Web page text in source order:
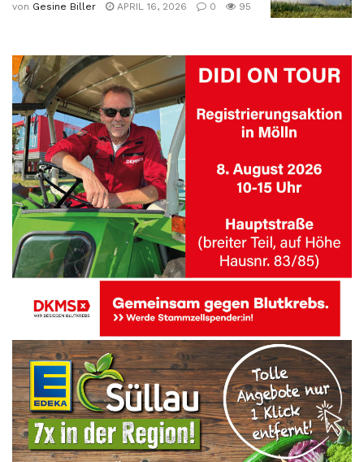
von Gesine Biller APRIL 16, 2026 0 95